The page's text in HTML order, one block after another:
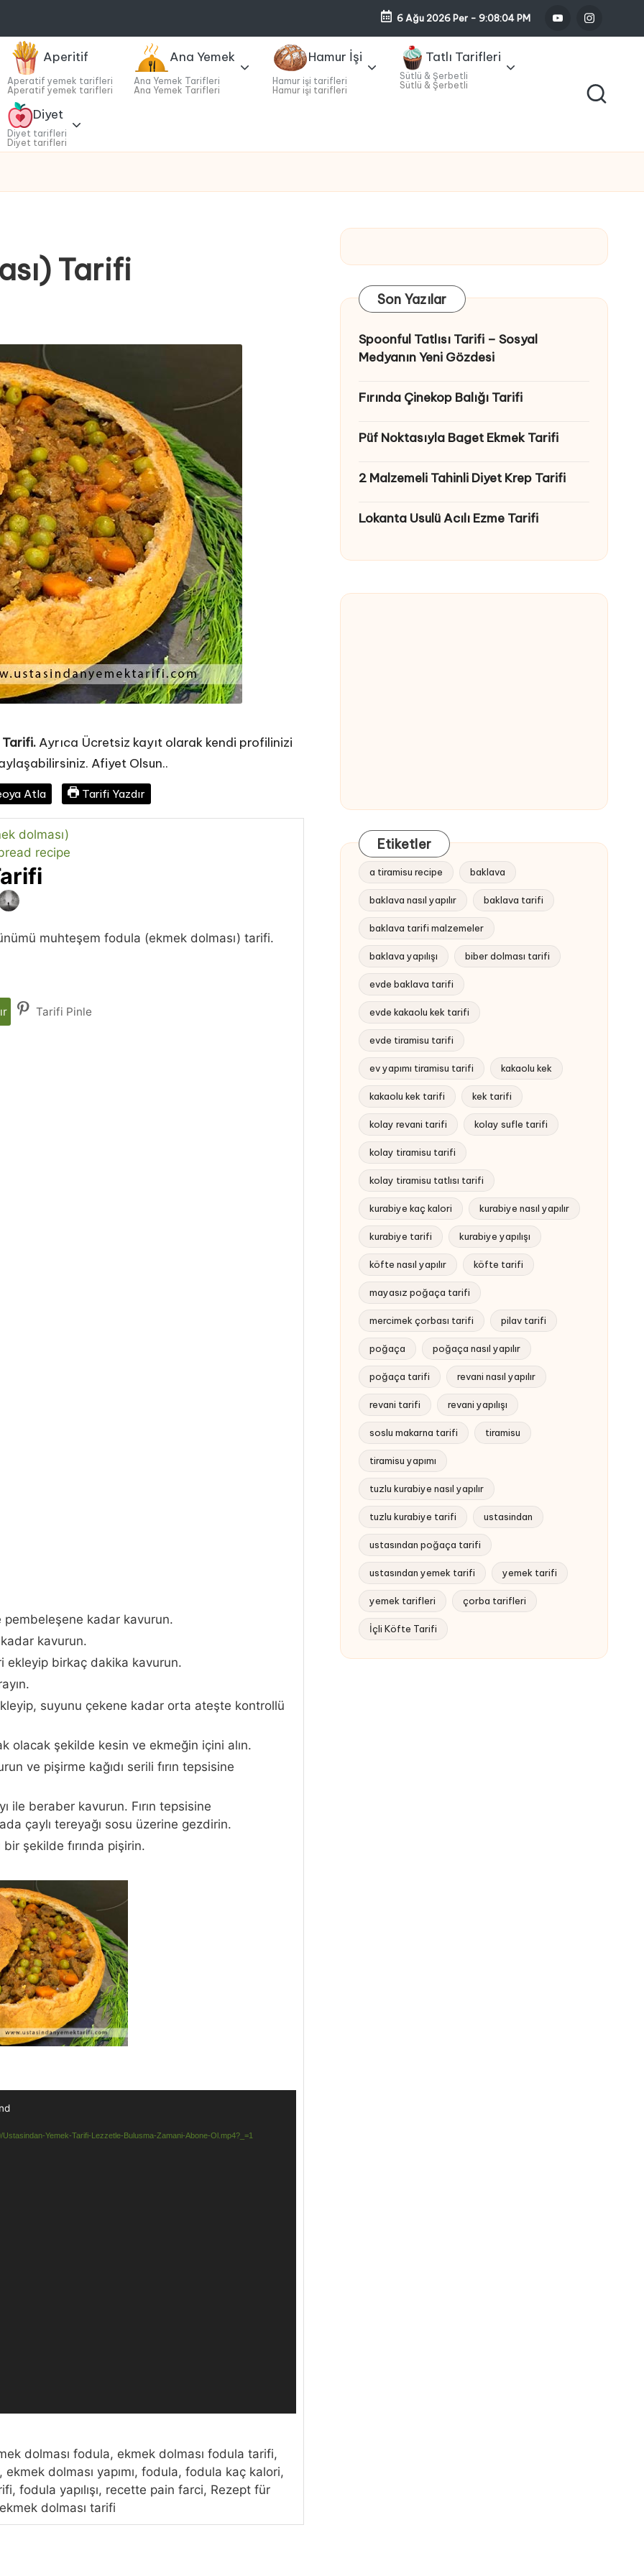
6 Ağu 2026 Per - 9:08:05 PM
m
Aperitif
Aperatif yemek tarifleri
Aperatif yemek tarifleri
Ana Yemek
Ana Yemek Tarifleri
Ana Yemek Tarifleri
Hamur İşi
Hamur işi tarifleri
Hamur işi tarifleri
Tatlı Tarifleri
Sütlü & Şerbetli
Sütlü & Şerbetli
Diyet
Diyet tarifleri
Diyet tarifleri
Tarifi
Tarifi. Ayrıca Ücretsiz kayıt olarak kendi profilinizi
Afiyet Olsun..
Atla Tarifi Yazdır
muhteşem fodula (ekmek dolması) tarifi.
Tarifi Pinle
pembeleşene kadar kavurun.
kavurun.
ekleyip birkaç dakika kavurun.
suyunu çekene kadar orta ateşte kontrollü
olacak şekilde kesin ve ekmeğin içini alın.
ve pişirme kağıdı serili fırın tepsisine
ile beraber kavurun. Fırın tepsisine
çaylı tereyağı sosu üzerine gezdirin.
şekilde fırında pişirin.
Yemek-Tarifi-Lezzetle-Bulusma-Zamani-Abone-Ol.mp4?_=1
dolması fodula, ekmek dolması fodula tarifi,
ekmek dolması yapımı, fodula, fodula kaç kalori,
fodula yapılışı, recette pain farci, Rezept für
dolması tarifi
Son Yazılar
Spoonful Tatlısı Tarifi – Sosyal
Medyanın Yeni Gözdesi
Fırında Çinekop Balığı Tarifi
Püf Noktasıyla Baget Ekmek Tarifi
2 Malzemeli Tahinli Diyet Krep Tarifi
Lokanta Usulü Acılı Ezme Tarifi
Etiketler
a tiramisu recipe baklava
baklava nasıl yapılır baklava tarifi
baklava tarifi malzemeler
baklava yapılışı biber dolması tarifi
evde baklava tarifi
evde kakaolu kek tarifi
evde tiramisu tarifi
ev yapımı tiramisu tarifi kakaolu kek
kakaolu kek tarifi kek tarifi
kolay revani tarifi kolay sufle tarifi
kolay tiramisu tarifi
kolay tiramisu tatlısı tarifi
kurabiye kaç kalori kurabiye nasıl yapılır
kurabiye tarifi kurabiye yapılışı
köfte nasıl yapılır köfte tarifi
mayasız poğaça tarifi
mercimek çorbası tarifi pilav tarifi
poğaça poğaça nasıl yapılır
poğaça tarifi revani nasıl yapılır
revani tarifi revani yapılışı
soslu makarna tarifi tiramisu
tiramisu yapımı
tuzlu kurabiye nasıl yapılır
tuzlu kurabiye tarifi ustasindan
ustasından poğaça tarifi
ustasından yemek tarifi yemek tarifi
yemek tarifleri çorba tarifleri
İçli Köfte Tarifi